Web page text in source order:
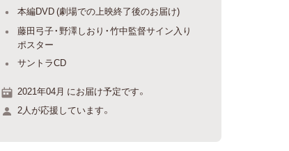
本編DVD (劇場での上映終了後のお届け)
藤田弓子・野澤しおり・竹中監督サイン入り
ポスター
サントラCD
2021年04月 にお届け予定です。
2人が応援しています。